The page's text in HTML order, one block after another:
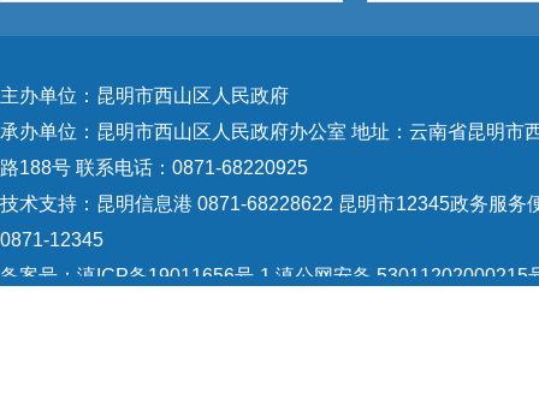
主办单位：昆明市西山区人民政府
承办单位：昆明市西山区人民政府办公室 地址：云南省昆明市
路188号 联系电话：0871-68220925
技术支持： 昆明信息港 0871-68228622 昆明市12345政务服务
0871-12345
备案号： 滇ICP备19011656号-1 滇公网安备 53011202000215